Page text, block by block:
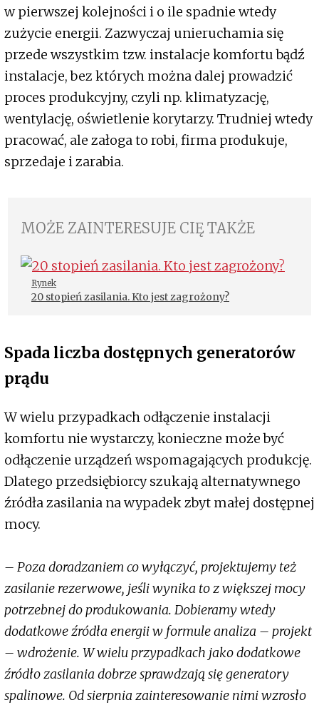
w pierwszej kolejności i o ile spadnie wtedy
zużycie energii. Zazwyczaj unieruchamia się
przede wszystkim tzw. instalacje komfortu bądź
instalacje, bez których można dalej prowadzić
proces produkcyjny, czyli np. klimatyzację,
wentylację, oświetlenie korytarzy. Trudniej wtedy
pracować, ale załoga to robi, firma produkuje,
sprzedaje i zarabia.
MOŻE ZAINTERESUJE CIĘ TAKŻE
Rynek
20 stopień zasilania. Kto jest zagrożony?
Spada liczba dostępnych generatorów
prądu
W wielu przypadkach odłączenie instalacji
komfortu nie wystarczy, konieczne może być
odłączenie urządzeń wspomagających produkcję.
Dlatego przedsiębiorcy szukają alternatywnego
źródła zasilania na wypadek zbyt małej dostępnej
mocy.
– Poza doradzaniem co wyłączyć, projektujemy też
zasilanie rezerwowe, jeśli wynika to z większej mocy
potrzebnej do produkowania. Dobieramy wtedy
dodatkowe źródła energii w formule analiza – projekt
– wdrożenie. W wielu przypadkach jako dodatkowe
źródło zasilania dobrze sprawdzają się generatory
spalinowe. Od sierpnia zainteresowanie nimi wzrosło